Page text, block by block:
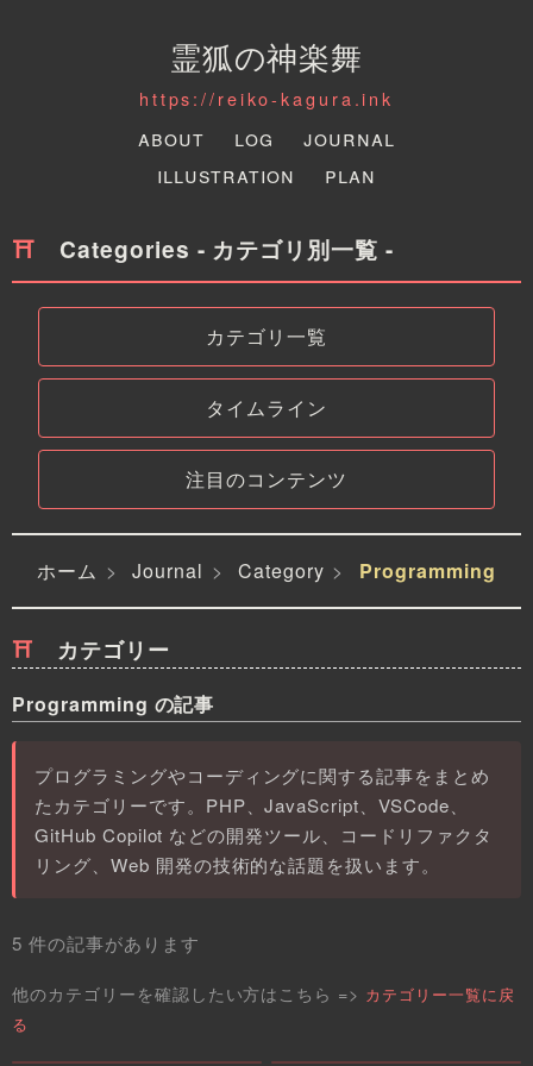
霊狐の神楽舞
https://reiko-kagura.ink
About Log
Journal
Illustration
Plan
Categories - カテゴリ別一覧 -
カテゴリ一覧
タイムライン
注目のコンテンツ
ホーム Journal Category Programming
カテゴリー
Programming の記事
プログラミングやコーディングに関する記事をまとめ
たカテゴリーです。PHP、JavaScript、VSCode、
GitHub Copilot などの開発ツール、コードリファクタ
リング、Web 開発の技術的な話題を扱います。
5 件の記事があります
他のカテゴリーを確認したい方はこちら => カテゴリー一覧に戻
る